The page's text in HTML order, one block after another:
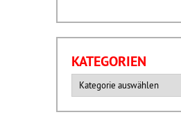
KATEGORIEN
Kategorien